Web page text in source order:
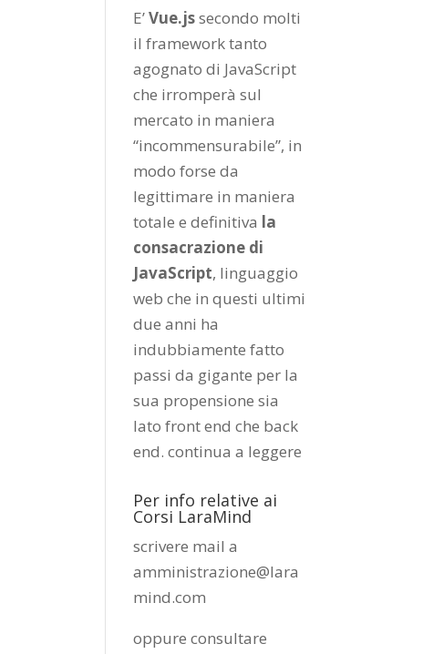
E’Vue.jssecondo molti
il framework tanto
agognato di JavaScript
che irromperà sul
mercato in maniera
“incommensurabile”, in
modo forse da
legittimare in maniera
totale e definitiva la
consacrazione di
JavaScript, linguaggio
web che in questi ultimi
due anni ha
indubbiamente fatto
passi da gigante per la
sua propensione sia
lato front end che back
end.continua a leggere
Per info relative ai
Corsi LaraMind
scrivere mail a
amministrazione@lara
mind.com
oppure consultare